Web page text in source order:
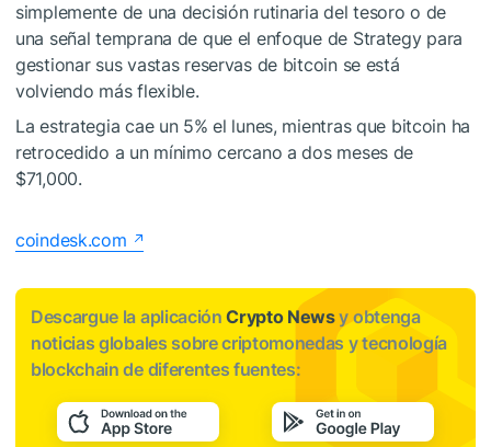
simplemente de una decisión rutinaria del tesoro o de
una señal temprana de que el enfoque de Strategy para
gestionar sus vastas reservas de bitcoin se está
volviendo más flexible.
La estrategia cae un 5% el lunes, mientras que bitcoin ha
retrocedido a un mínimo cercano a dos meses de
$71,000.
coindesk.com
Descargue la aplicaciónCrypto Newsy obtenga
noticias globales sobre criptomonedas y tecnología
blockchain de diferentes fuentes: